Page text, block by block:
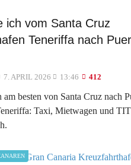
ich vom Santa Cruz
Teneriffa nach
7. APRIL 2026 13:46 412
besten von Santa Cruz nach
Taxi, Mietwagen und